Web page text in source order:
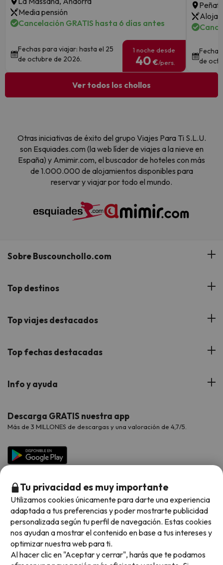
Media pensión
Cancelación GRATIS hasta 6 días antes
Fechas para viajar: hasta el 25
de octubre de 2026.
1 noche desde
40 €/pers.
de
Ver todos los chollos
Otras iniciativas de éxito del grupo Viajes Para Ti S.L.U.
son Esquiades.com (la web líder de viajes a la nieve en
España) y Amimir.com, el buscador de hoteles con más
de 1.000.000 de alojamientos disponibles para
reservar y viajar por todo el mundo.
Sobre Buscounchollo.com
¿Quiénes somos?
Buscounchollo en los medios
Proveedores
Viajes para grupos
Top destinos
Hoteles Andalucía
Hoteles Cataluña
Hoteles Galicia
Hoteles Salou
Top viajes destacados
Viajes con Niños
Viajes de Novios
Chollos con Todo Incluido
Chollos en la playa
Hoteles con toboganes
Selección de la Newsletter
Los favoritos de nuestros clientes
Top fechas destacadas
Verano
Vacaciones en Agosto
Vacaciones en Octubre
Vacaciones en Noviembre
Info y ayuda
Contáctanos
Preguntas frecuentes
Descarga GRATIS nuestra app
Más de 3 MILLONES de descargas y una valoración de 4,7/5.
Métodos de pago disponibles
Tu privacidad es muy importante
Utilizamos cookies únicamente para darte una experiencia
adaptada a tus preferencias y poder mostrarte publicidad
personalizada según tu perfil de navegación. Estas cookies
nos ayudan a mostrar el contenido en base a tus intereses y
optimizar nuestra web para ti.
Al hacer clic en "Aceptar y cerrar", harás que te podamos